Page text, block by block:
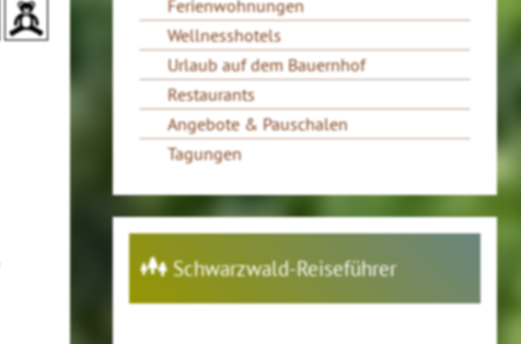
Ferienwohnungen
Wellnesshotels
Urlaub auf dem Bauernhof
Restaurants
Angebote & Pauschalen
Tagungen
Schwarzwald-Reiseführer